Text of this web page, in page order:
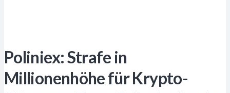
Poliniex: Strafe in
Millionenhöhe für Krypto-